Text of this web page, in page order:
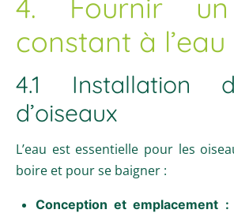
4. Fournir
constant à l’eau
4.1 Installation
d’oiseaux
L’eau est essentielle pour les
boire et pour se baigner :
Conception et emplacement :